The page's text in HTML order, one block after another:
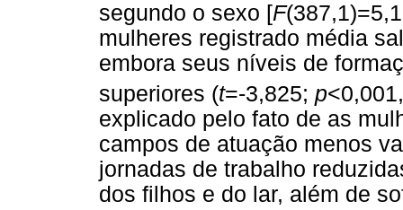
segundo o sexo [F
mulheres registrado média
embora seus níveis de
superiores (t=-3,825; p
explicado pelo fato de as
campos de atuação menos
jornadas de trabalho
dos filhos e do lar, além de